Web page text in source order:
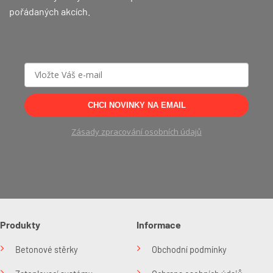
pořádaných akcích.
CHCI NOVINKY NA EMAIL
Zásady zpracování osobních údajů
Produkty
Betonové stěrky
Informace
Obchodní podmínky